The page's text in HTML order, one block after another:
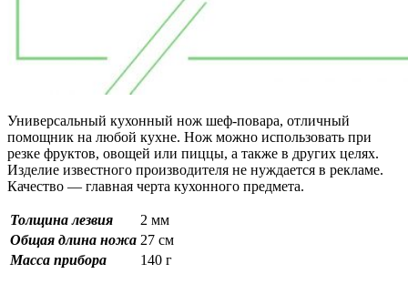
Универсальный кухонный нож шеф-повара, отличный
помощник на любой кухне. Нож можно использовать при
резке фруктов, овощей или пиццы, а также в других целях.
Изделие известного производителя не нуждается в рекламе.
Качество — главная черта кухонного предмета.
Толщина лезвия
2 мм
Общая длина ножа 27 см
Масса прибора
140 г